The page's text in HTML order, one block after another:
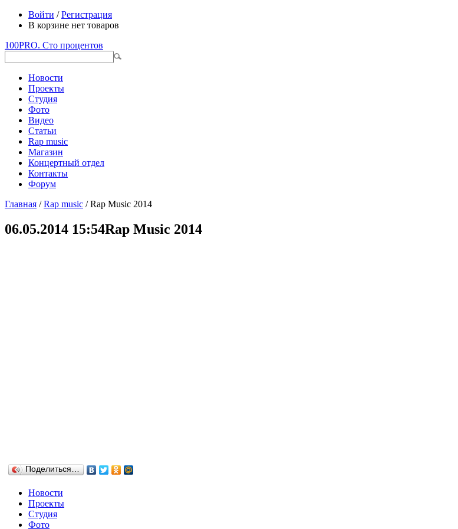
Войти /Регистрация
В корзине нет товаров
100PRO. Сто процентов
Новости
Проекты
Студия
Фото
Видео
Статьи
Rap music
Магазин
Концертный отдел
Контакты
Форум
Главная /Rap music / Rap Music 2014
06.05.2014 15:54Rap Music 2014
Поделиться…
Новости
Проекты
Студия
Фото